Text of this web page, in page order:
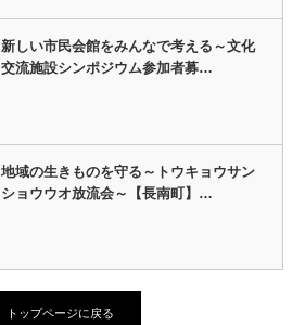
新しい市民会館をみんなで考える～文化
交流施設シンポジウム参加者募…
地域の生きものを守る～トウキョウサン
ショウウオ放流会～【長南町】…
トップページに戻る